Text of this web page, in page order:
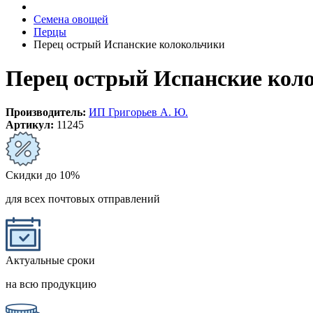
Семена овощей
Перцы
Перец острый Испанские колокольчики
Перец острый Испанские
Производитель: ИП Григорьев А. Ю.
Артикул: 11245
Скидки до 10%
для всех почтовых отправлений
Актуальные сроки
на всю продукцию